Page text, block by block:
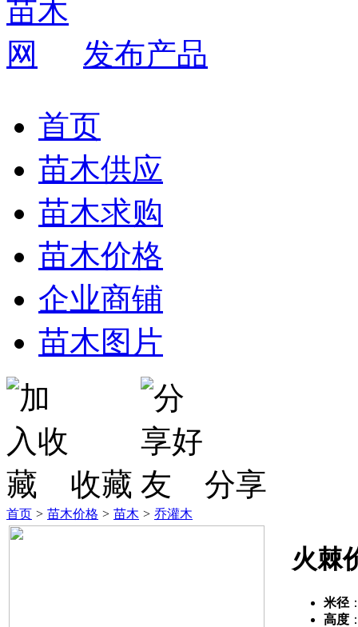
发布产品
首页
苗木供应
苗木求购
苗木价格
企业商铺
苗木图片
收藏 分享
首页 > 苗木价格 > 苗木 > 乔灌木
火棘
米径
高度